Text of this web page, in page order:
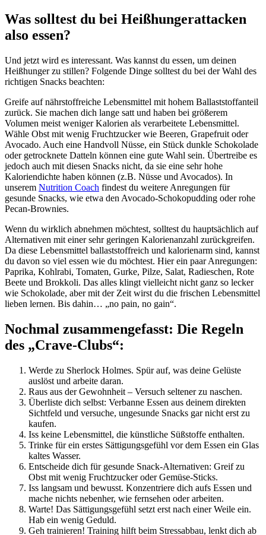
Was solltest du bei Heißhungerattacken
also essen?
Und jetzt wird es interessant. Was kannst du essen, um deinen
Heißhunger zu stillen? Folgende Dinge solltest du bei der Wahl des
richtigen Snacks beachten:
Greife auf nährstoffreiche Lebensmittel mit hohem Ballaststoffanteil
zurück. Sie machen dich lange satt und haben bei größerem
Volumen meist weniger Kalorien als verarbeitete Lebensmittel.
Wähle Obst mit wenig Fruchtzucker wie Beeren, Grapefruit oder
Avocado. Auch eine Handvoll Nüsse, ein Stück dunkle Schokolade
oder getrocknete Datteln können eine gute Wahl sein. Übertreibe es
jedoch auch mit diesen Snacks nicht, da sie eine sehr hohe
Kaloriendichte haben können (z.B. Nüsse und Avocados). In
unserem Nutrition Coach findest du weitere Anregungen für
gesunde Snacks, wie etwa den Avocado-Schokopudding oder rohe
Pecan-Brownies.
Wenn du wirklich abnehmen möchtest, solltest du hauptsächlich auf
Alternativen mit einer sehr geringen Kalorienanzahl zurückgreifen.
Da diese Lebensmittel ballaststoffreich und kalorienarm sind, kannst
du davon so viel essen wie du möchtest. Hier ein paar Anregungen:
Paprika, Kohlrabi, Tomaten, Gurke, Pilze, Salat, Radieschen, Rote
Beete und Brokkoli. Das alles klingt vielleicht nicht ganz so lecker
wie Schokolade, aber mit der Zeit wirst du die frischen Lebensmittel
lieben lernen. Bis dahin… „no pain, no gain“.
Nochmal zusammengefasst: Die Regeln
des „Crave-Clubs“:
Werde zu Sherlock Holmes. Spür auf, was deine Gelüste
auslöst und arbeite daran.
Raus aus der Gewohnheit – Versuch seltener zu naschen.
Überliste dich selbst: Verbanne Essen aus deinem direkten
Sichtfeld und versuche, ungesunde Snacks gar nicht erst zu
kaufen.
Iss keine Lebensmittel, die künstliche Süßstoffe enthalten.
Trinke für ein erstes Sättigungsgefühl vor dem Essen ein Glas
kaltes Wasser.
Entscheide dich für gesunde Snack-Alternativen: Greif zu
Obst mit wenig Fruchtzucker oder Gemüse-Sticks.
Iss langsam und bewusst. Konzentriere dich aufs Essen und
mache nichts nebenher, wie fernsehen oder arbeiten.
Warte! Das Sättigungsgefühl setzt erst nach einer Weile ein.
Hab ein wenig Geduld.
Geh trainieren! Training hilft beim Stressabbau, lenkt dich ab